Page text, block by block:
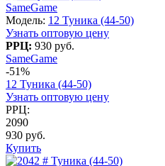
SameGame
Модель: 12 Туника (44-50)
Узнать оптовую цену
РРЦ: 930 руб.
SameGame
-51%
12 Туника (44-50)
Узнать оптовую цену
РРЦ:
2090
930 руб.
Купить